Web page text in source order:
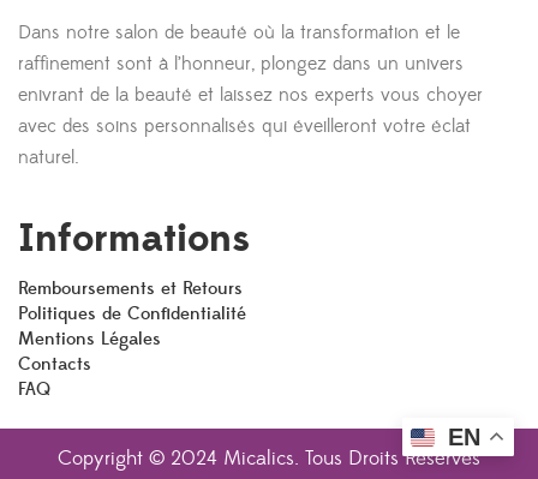
Dans notre salon de beauté où la transformation et le
raffinement sont à l’honneur, plongez dans un univers
enivrant de la beauté et laissez nos experts vous choyer
avec des soins personnalisés qui éveilleront votre éclat
naturel.
Informations
Remboursements et Retours
Politiques de Confidentialité
Mentions Légales
Contacts
FAQ
Copyright © 2024 Micalics. Tous Droits Réservés
EN